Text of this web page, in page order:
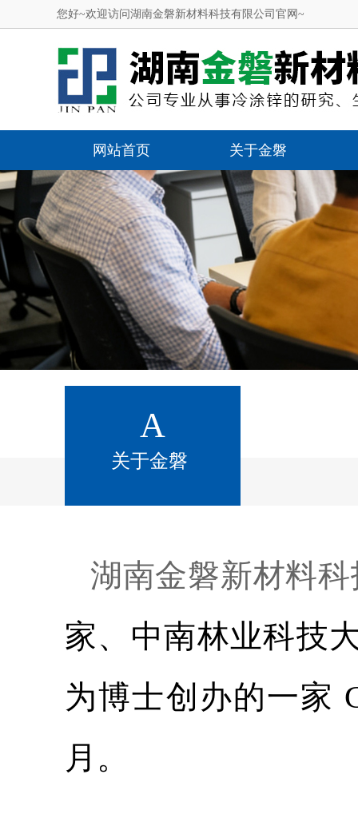
您好~欢迎访问湖南金磐新材料科技有限公司官网~
网站首页 关于金磐
A
关于金磐
湖南金磐新材料
家、中南林业科技
为博士创办的一家
月。